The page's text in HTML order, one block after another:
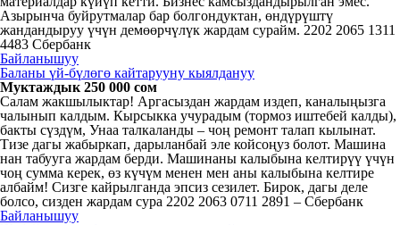
Азырынча буйрутмалар бар болгондуктан, өндүрүштү
жандандыруу үчүн демөөрчүлүк жардам сурайм. 2202 2065 1311
4483 Сбербанк
Байланышуу
Баланы үй-бүлөгө кайтарууну кыялдануу
Муктаждык 250 000 сом
Салам жакшылыктар! Аргасыздан жардам издеп, каналыңызга
чалынып калдым. Кырсыкка учурадым (тормоз иштебей калды),
бакты сүздүм, Унаа талкаланды – чоң ремонт талап кылынат.
Тизе дагы жабыркап, дарыланбай эле койсоңуз болот. Машина
нан табууга жардам берди. Машинаны калыбына келтирүү үчүн
чоң сумма керек, өз күчүм менен мен аны калыбына келтире
албайм! Сизге кайрылганда эпсиз сезилет. Бирок, дагы деле
болсо, сизден жардам сура 2202 2063 0711 2891 – Сбербанк
Байланышуу